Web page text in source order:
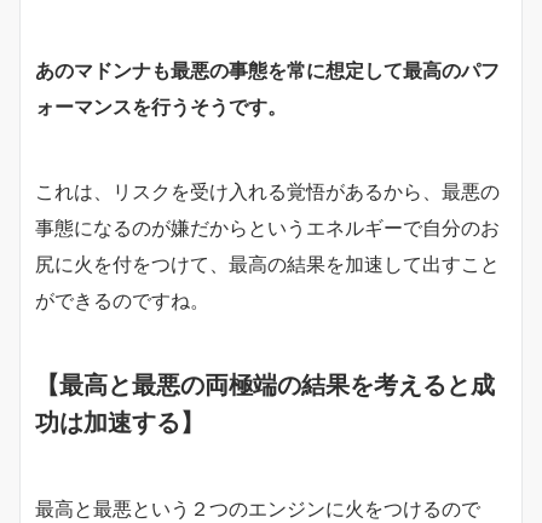
あのマドンナも最悪の事態を常に想定して最高のパフ
ォーマンスを行うそうです。
これは、リスクを受け入れる覚悟があるから、最悪の
事態になるのが嫌だからというエネルギーで自分のお
尻に火を付をつけて、最高の結果を加速して出すこと
ができるのですね。
【最高と最悪の両極端の結果を考えると成
功は加速する】
最高と最悪という２つのエンジンに火をつけるので